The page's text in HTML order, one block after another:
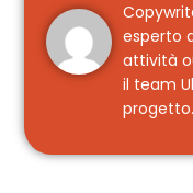
esperto
attività
il team
progetto.